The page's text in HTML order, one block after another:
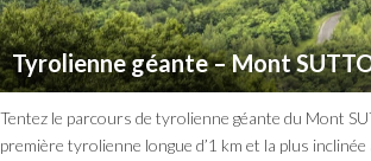
Tyrolienne géante – Mont
Tentez le parcours de tyrolienne géante du Mont
première tyrolienne longue d’1 km et la plus